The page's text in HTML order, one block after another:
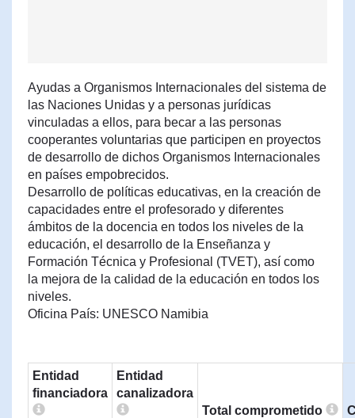
Ayudas a Organismos Internacionales del sistema de
las Naciones Unidas y a personas jurídicas
vinculadas a ellos, para becar a las personas
cooperantes voluntarias que participen en proyectos
de desarrollo de dichos Organismos Internacionales
en países empobrecidos.
Desarrollo de políticas educativas, en la creación de
capacidades entre el profesorado y diferentes
ámbitos de la docencia en todos los niveles de la
educación, el desarrollo de la Enseñanza y
Formación Técnica y Profesional (TVET), así como
la mejora de la calidad de la educación en todos los
niveles.
Oficina País: UNESCO Namibia
Entidad
financiadora
Entidad
canalizadora
Total comprometido